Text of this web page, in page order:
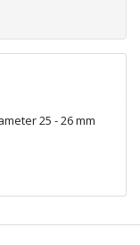
25 - 26 mm